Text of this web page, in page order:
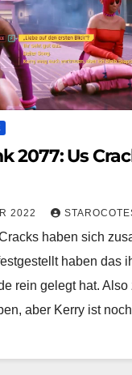
2077: Us
2022
haben sich
haben das
rein gelegt hat. Also
aber Kerry ist